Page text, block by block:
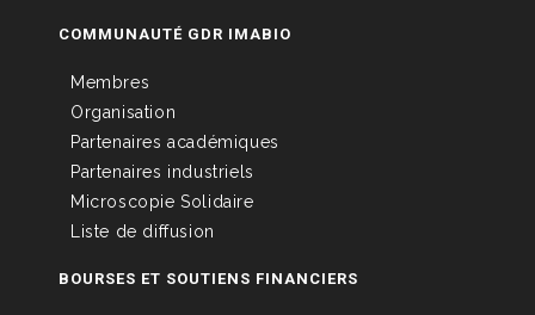
COMMUNAUTÉ GDR IMABIO
Membres
Organisation
Partenaires académiques
Partenaires industriels
Microscopie Solidaire
Liste de diffusion
BOURSES ET SOUTIENS FINANCIERS